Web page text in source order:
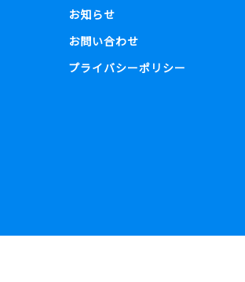
お知らせ
お問い合わせ
プライバシーポリシー